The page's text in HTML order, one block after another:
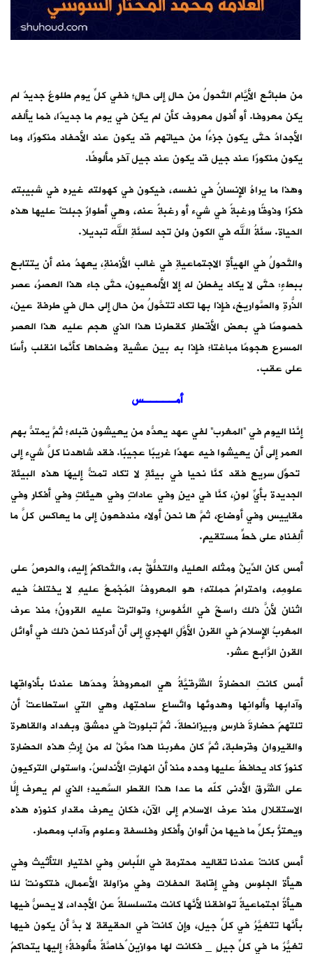
من طبائع الأيَّام التَّحولُ من حالٍ إلى حالٍ؛ ففي كلِّ يوم طلوعٌ جديدٌ لم
يكن معروفا. أو أُفول معروف كأن لم يكن في يوم ما جديدًا، فما يألفه
الأجدادُ حتَّى يكون جزءًا من حياتهم قد يكون عند الأحفاد منكورًا، وما
يكون منكورًا عند جيل قد يكون عند جيل آخر مألوفًا.
وهذا ما يراهُ الإنسانُ في نفسه، فيكون في كهولته غيره في شبيبته
فكرًا وذوقًا ورغبةً في شيء أو رغبةً عنه، وهي أطوارٌ جبلتْ عليها هذه
الحياة. سنَّةُ الله في الكون ولن تجد لسنَّةِ الله تبديلا.
والتَّحولُ في الهيأةِ الاجتماعيةِ في غالب الأزمنةِ، يعهدُ منه أن يتتابع
ببطءٍ: حتَّى لا يكاد يفطن له إلا الألمعيون، حتَّى جاء هذا العصرُ، عصر
الذُّرةِ والصَّواريخ، فإذا بها تكاد تتحَّولُ من حال إلى حال في طرفة عين،
خصوصًا في بعض الأقطار كقطرنا هذا الذي هجم عليه هذا العصر
المسرع هجومًا مباغتا؛ فإذا به بين عشية وضحاها كأنَّما انقلب رأسًا
على عقب.
أمـــــس
إنَّنا اليوم في “المغرب” لفي عهد يعدُّه من يعيشون قبله؛ ثمَّ يمتدُّ بهم
العمر إلى أن يعيشوا فيه عهدًا غريبًا عجيبًا. فقد شاهدنا كلَّ شيء إلى
تحوّل سريعٍ فقد كنَّا نحيا في بيئةٍ لا تكاد تمتُّ إليهَا هذه البيئة
الجديدة بأيِّ لونٍ، كنَّا في دينٍ وفي عاداتٍ وفي هيئاتٍ وفي أفكارٍ وفي
مقاييس وفي أوضاع، ثمَّ ها نحن أولاء مندفعون إلى ما يعاكس كلَّ ما
ألِفناه على خطٍّ مستقيمٍ.
أمس كان الدِّينُ ومثله العليا، والتخلُّقُ به، والتَّحاكمُ إليه، والحرصُ على
علومِه، واحترامُ حملته؛ هو المعروفُ المُجْمعُ عليهِ لا يختلفُ فيه
اثنان لأنَّ ذلك راسخٌ في النُّفوسِ؛ وتواترتْ عليه القرونُ؛ منذ عرف
المغربُ الإسلامَ في القرن الأوَّلِ الهجري إلى أن أدركنا نحن ذلك في أوائل
القرن الرَّابع عشر.
أمس كانتِ الحضارةُ الشَّرقيَّةُ هي المعروفةُ وحدَها عندنَا بأذواقِها
وآدابِها وألوانِها وهدوئها واتِّساعِ ساحتِها، وهي التي استطاعتْ أن
تلتهمَ حضارةَ فارسٍ وبيزانطةَ. ثمَّ تبلورتْ في دمشق وبغداد والقاهرة
والقيروان وقرطبة، ثمَّ كان مغربنا هذا ممَّنْ له من إرثِ هذه الحضارة
كنوزٌ كاد يحافظُ عليها وحده منذ أن انهارتِ الأندلسُ. واستولى التركيون
على الشَّرق الأدنى كلّه ما عدا هذا القطر السَّعيد؛ الذي لم يعرف إلَّا
الاستقلال منذ عرف الاسلام إلى الآن، فكان يعرف مقدار كنوزه هذه
ويعتزُّ بكلِّ ما فيها من ألوان وأفكار وفلسفة وعلوم وآداب ومعمار.
أمس كانتْ عندنا تقاليد محترمة في اللِّباسِ وفي اختيار التأثيث وفي
هيأة الجلوس وفي إقامة الحفلات وفي مزاولة الأعمال، فتكونتْ لنا
هيأةٌ اجتماعيةٌ توافقنا لأنَّها كانت متسلسلةً عن الأجداد، لا يحسُّ فيها
بأنَّها تتغيَّرُ في كلِّ جيل، وإن كانتْ في الحقيقة لا بدَّ أن يكون فيها
تغيُّرٌ ما في كلِّ جيلٍ _ فكانت لها موازين ٌخاصَّةٌ مألوفةٌ؛ إليها يتحاكمُ